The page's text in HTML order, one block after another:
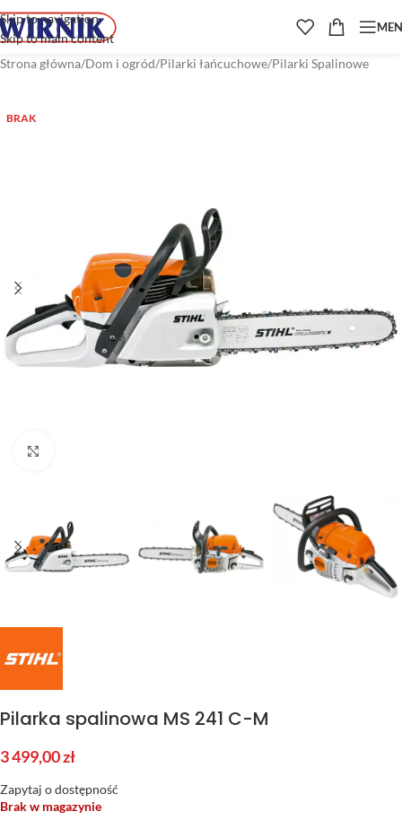
Skip to navigation
Skip to main content
Strona główna/Dom i ogród/Pilarki łańcuchowe/Pilarki Spalinowe
BRAK
Pilarka spalinowa MS 241 C-M
3 499,00zł
Zapytaj o dostępność
Brak w magazynie